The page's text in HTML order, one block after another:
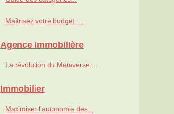
Maîtrisez votre budget :...
Agence immobilière
La révolution du Metaverse:...
Immobilier
Maximiser l'autonomie des...